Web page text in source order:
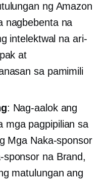
ng Amazon
nagbebenta na
intelektwal na ari-
at
sa pamimili
: Nag-aalok ang
mga pagpipilian sa
Mga Naka-sponsor
na Brand,
matulungan ang